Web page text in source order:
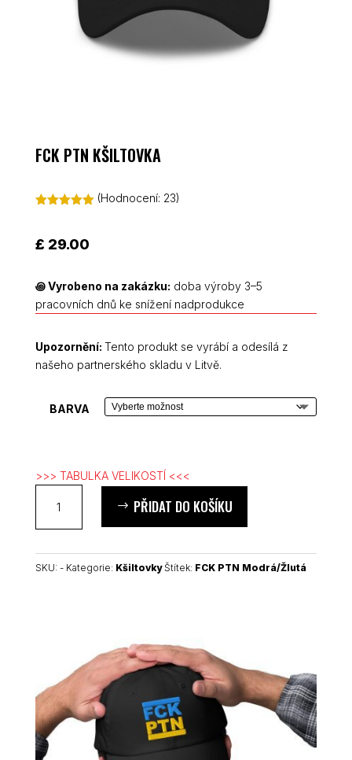
FCK PTN KŠILTOVKA
základě
hodnocení
(Hodnocení: 23)
£ 29.00
꩜Vyrobeno na zakázku: doba výroby 3–5
pracovních dnů ke snížení nadprodukce
Upozornění: Tento produkt se vyrábí a odesílá z
našeho partnerského skladu v Litvě.
BARVA
>>> TABULKA VELIKOSTÍ <<<
kšiltovka
PŘIDAT DO KOŠÍKU
SKU: - Kategorie: Kšiltovky Štítek: FCK PTN Modrá/Žlutá